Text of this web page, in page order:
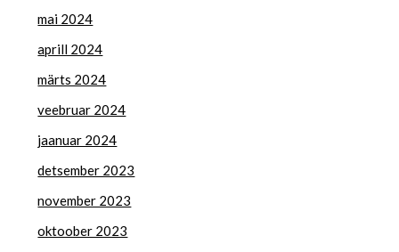
mai 2024
aprill 2024
märts 2024
veebruar 2024
jaanuar 2024
detsember 2023
november 2023
oktoober 2023